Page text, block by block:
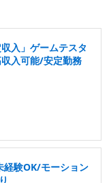
入」ゲームテスタ
入可能/安定勤務
経験OK/モーション